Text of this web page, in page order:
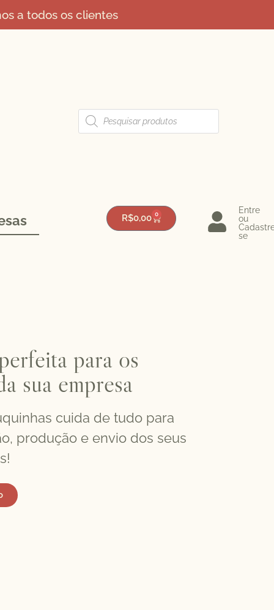
a todos os clientes
R$0,00 0
Entre
ou
se
para os
sua empresa
cuida de tudo para
produção e envio dos seus